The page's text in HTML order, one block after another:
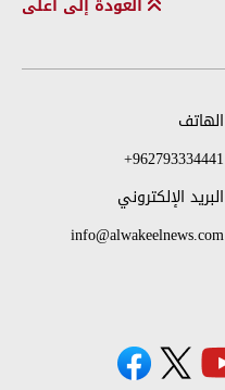
الهاتف
+962793334441
البريد الإلكتروني
info@alwakeelnews.com